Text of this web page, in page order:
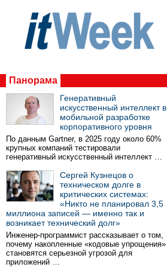
Панорама
Генеративный
искусственный интеллект в
мобильной разработке
корпоративного уровня
По данным Gartner, в 2025 году около 60%
крупных компаний тестировали
генеративный искусственный интеллект …
Сергей Кузнецов о
техническом долге в
критических системах:
«Никто не планировал 3,5
миллиона записей — именно так и
возникает технический долг»
Инженер-программист рассказывает о том,
почему накопленные «кодовые упрощения»
становятся серьезной угрозой для
приложений …